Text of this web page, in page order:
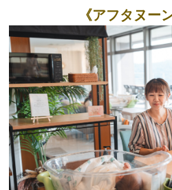
《アフタヌー